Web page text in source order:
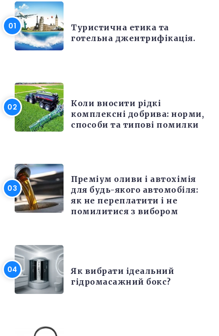
Туристична етика та
готельна джентрифікація.
Коли вносити рідкі
комплексні добрива: норми,
способи та типові помилки
Преміум оливи і автохімія
для будь-якого автомобіля:
як не переплатити і не
помилитися з вибором
Як вибрати ідеальний
гідромасажний бокс?